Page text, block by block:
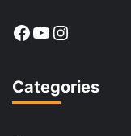
Facebook
YouTube
Instagram
Categories